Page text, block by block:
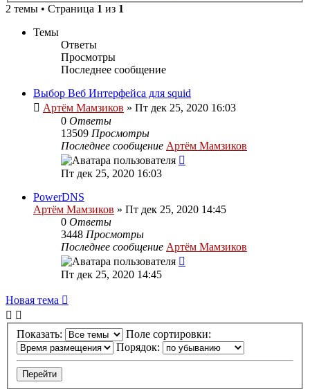
2 темы • Страница 1 из 1
Темы
Ответы
Просмотры
Последнее сообщение
Выбор Веб Интерфейса для squid
Артём Мамзиков » Пт дек 25, 2020 16:03
0 Ответы
13509 Просмотры
Последнее сообщение Артём Мамзиков
Пт дек 25, 2020 16:03
PowerDNS
Артём Мамзиков » Пт дек 25, 2020 14:45
0 Ответы
3448 Просмотры
Последнее сообщение Артём Мамзиков
Пт дек 25, 2020 14:45
Новая тема
Показать:
Поле сортировки:
Порядок: